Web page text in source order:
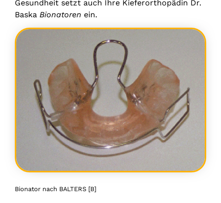
Gesundheit setzt auch Ihre Kieferorthopädin Dr.
Baska Bionatoren ein.
Bionator nach BALTERS [B]